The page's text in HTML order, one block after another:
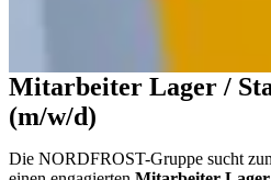
Mitarbeiter Lager /
(m/w/d)
Die NORDFROST-Gruppe sucht